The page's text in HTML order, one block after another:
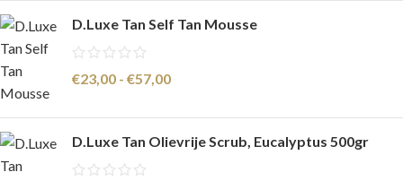
D.Luxe Tan Self Tan Mousse
€23,00 - €57,00
D.Luxe Tan Olievrije Scrub, Eucalyptus 500gr